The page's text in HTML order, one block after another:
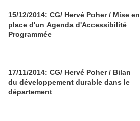
15/12/2014: CG/ Hervé Poher / Mise en
place d'un Agenda d'Accessibilité
Programmée
17/11/2014: CG/ Hervé Poher / Bilan
du développement durable dans le
département